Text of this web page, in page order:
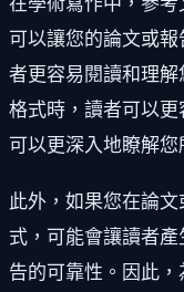
在學術寫作中，參
可以讓您的論文或
者更容易閱讀和理
格式時，讀者可以
可以更深入地瞭解您
此外，如果您在論
式，可能會讓讀者
告的可靠性。因此